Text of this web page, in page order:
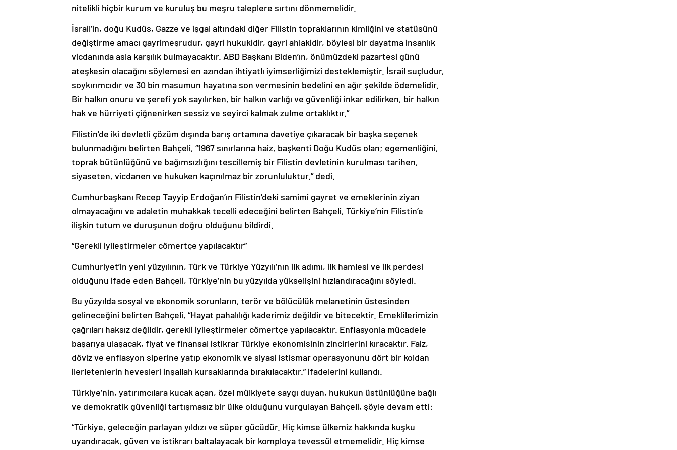
nitelikli hiçbir kurum ve kuruluş bu meşru taleplere sırtını dönmemelidir.
İsrail’in, doğu Kudüs, Gazze ve işgal altındaki diğer Filistin topraklarının kimliğini ve statüsünü
değiştirme amacı gayrimeşrudur, gayri hukukidir, gayri ahlakidir, böylesi bir dayatma insanlık
vicdanında asla karşılık bulmayacaktır. ABD Başkanı Biden’ın, önümüzdeki pazartesi günü
ateşkesin olacağını söylemesi en azından ihtiyatlı iyimserliğimizi desteklemiştir. İsrail suçludur,
soykırımcıdır ve 30 bin masumun hayatına son vermesinin bedelini en ağır şekilde ödemelidir.
Bir halkın onuru ve şerefi yok sayılırken, bir halkın varlığı ve güvenliği inkar edilirken, bir halkın
hak ve hürriyeti çiğnenirken sessiz ve seyirci kalmak zulme ortaklıktır.”
Filistin’de iki devletli çözüm dışında barış ortamına davetiye çıkaracak bir başka seçenek
bulunmadığını belirten Bahçeli, “1967 sınırlarına haiz, başkenti Doğu Kudüs olan; egemenliğini,
toprak bütünlüğünü ve bağımsızlığını tescillemiş bir Filistin devletinin kurulması tarihen,
siyaseten, vicdanen ve hukuken kaçınılmaz bir zorunluluktur.” dedi.
Cumhurbaşkanı Recep Tayyip Erdoğan’ın Filistin’deki samimi gayret ve emeklerinin ziyan
olmayacağını ve adaletin muhakkak tecelli edeceğini belirten Bahçeli, Türkiye’nin Filistin’e
ilişkin tutum ve duruşunun doğru olduğunu bildirdi.
“Gerekli iyileştirmeler cömertçe yapılacaktır”
Cumhuriyet’in yeni yüzyılının, Türk ve Türkiye Yüzyılı’nın ilk adımı, ilk hamlesi ve ilk perdesi
olduğunu ifade eden Bahçeli, Türkiye’nin bu yüzyılda yükselişini hızlandıracağını söyledi.
Bu yüzyılda sosyal ve ekonomik sorunların, terör ve bölücülük melanetinin üstesinden
gelineceğini belirten Bahçeli, “Hayat pahalılığı kaderimiz değildir ve bitecektir. Emeklilerimizin
çağrıları haksız değildir, gerekli iyileştirmeler cömertçe yapılacaktır. Enflasyonla mücadele
başarıya ulaşacak, fiyat ve finansal istikrar Türkiye ekonomisinin zincirlerini kıracaktır. Faiz,
döviz ve enflasyon siperine yatıp ekonomik ve siyasi istismar operasyonunu dört bir koldan
ilerletenlerin hevesleri inşallah kursaklarında bırakılacaktır.” ifadelerini kullandı.
Türkiye’nin, yatırımcılara kucak açan, özel mülkiyete saygı duyan, hukukun üstünlüğüne bağlı
ve demokratik güvenliği tartışmasız bir ülke olduğunu vurgulayan Bahçeli, şöyle devam etti:
“Türkiye, geleceğin parlayan yıldızı ve süper gücüdür. Hiç kimse ülkemiz hakkında kuşku
uyandıracak, güven ve istikrarı baltalayacak bir komploya tevessül etmemelidir. Hiç kimse